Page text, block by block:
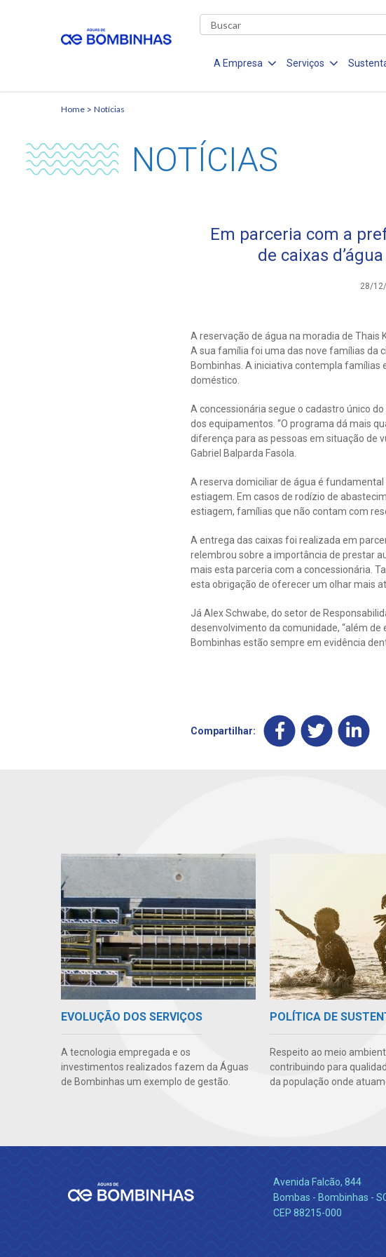
A Empresa Serviços
Home Notícias
NOTÍCIAS
Em parceria com a
de caixas
28/
A reservação de água na moradia de Thais
A sua família foi uma das nove famílias da
Bombinhas. A iniciativa contempla famílias
doméstico.
A concessionária segue o cadastro único
dos equipamentos. “O programa dá mais
diferença para as pessoas em situação de
Gabriel Balparda Fasola.
A reserva domiciliar de água é
estiagem. Em casos de rodízio de
estiagem, famílias que não contam com
A entrega das caixas foi realizada em
relembrou sobre a importância de prestar
mais esta parceria com a concessionária.
esta obrigação de oferecer um olhar mais
Já Alex Schwabe, do setor de
desenvolvimento da comunidade, “além
Bombinhas estão sempre em evidência
Compartilhar:
EVOLUÇÃO DOS SERVIÇOS
A tecnologia empregada e os
investimentos realizados fazem da Águas
de Bombinhas um exemplo de gestão.
POLÍTICA DE
Respeito ao meio
contribuindo para
da população onde
Avenida Falcão, 844
Bombas - Bombinhas -
CEP 88215-000